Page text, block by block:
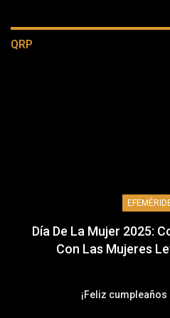
QRP
Día De La Mujer 2025:
Con Las Mujeres
¡Feliz cumpleaños